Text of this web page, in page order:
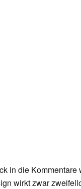
in die
wirkt zwar